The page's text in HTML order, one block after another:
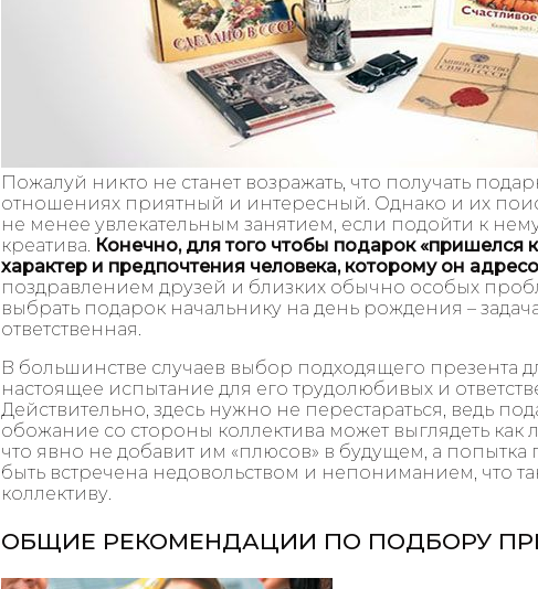
Пожалуй никто не станет возражать, что получать
отношениях приятный и интересный. Однако и их
не менее увлекательным занятием, если подойти к
креатива. Конечно, для того чтобы подарок «пришелся
характер и предпочтения человека, которому он
поздравлением друзей и близких обычно особых
выбрать подарок начальнику на день рождения –
ответственная.
В большинстве случаев выбор подходящего презента
настоящее испытание для его трудолюбивых и
Действительно, здесь нужно не перестараться, ведь
обожание со стороны коллектива может выглядеть как
что явно не добавит им «плюсов» в будущем, а
быть встречена недовольством и непониманием, что
коллективу.
ОБЩИЕ РЕКОМЕНДАЦИИ ПО ПОДБОРУ